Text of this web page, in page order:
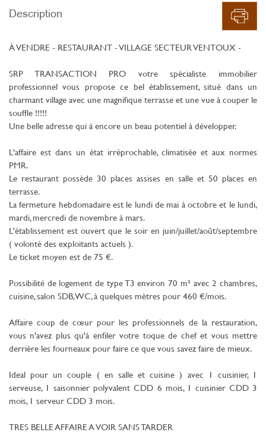
Description
À VENDRE - RESTAURANT - VILLAGE SECTEUR VENTOUX -
SRP TRANSACTION PRO votre spécialiste immobilier
professionnel vous propose ce bel établissement, situé dans un
charmant village avec une magnifique terrasse et une vue à couper le
souffle !!!!!
Une belle adresse qui à encore un beau potentiel à développer.
L'affaire est dans un état irréprochable, climatisée et aux normes
PMR.
Le restaurant possède 30 places assises en salle et 50 places en
terrasse.
La fermeture hebdomadaire est le lundi de mai à octobre et le lundi,
mardi, mercredi de novembre à mars.
L'établissement est ouvert que le soir en juin/juillet/août/septembre
( volonté des exploitants actuels ).
Le ticket moyen est de 75 €.
Possibilité de logement de type T3 environ 70 m² avec 2 chambres,
cuisine, salon SDB, WC, à quelques mètres pour 460 €/mois.
Affaire coup de cœur pour les professionnels de la restauration,
vous n'avez plus qu'à enfiler votre toque de chef et vous mettre
derrière les fourneaux pour faire ce que vous savez faire de mieux.
Ideal pour un couple ( en salle et cuisine ) avec 1 cuisinier, 1
serveuse, 1 saisonnier polyvalent CDD 6 mois, 1 cuisinier CDD 3
mois, 1 serveur CDD 3 mois.
TRES BELLE AFFAIRE A VOIR SANS TARDER